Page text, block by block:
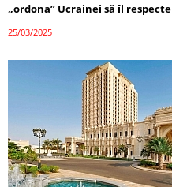
„ordona” Ucrainei să îl respecte
25/03/2025